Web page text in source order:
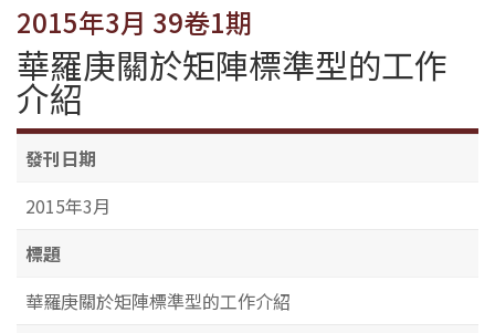
2015年3月 39卷1期
華羅庚關於矩陣標準型的工作
介紹
發刊日期
2015年3月
標題
華羅庚關於矩陣標準型的工作介紹